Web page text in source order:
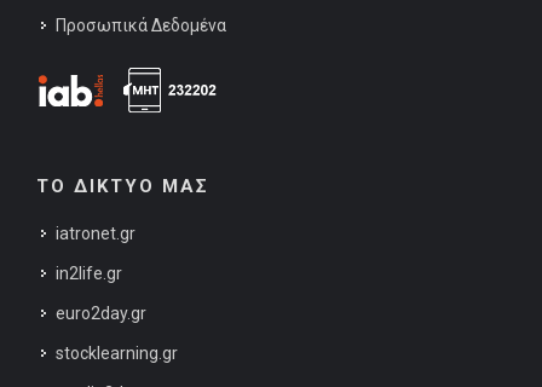
Προσωπικά Δεδομένα
ΤΟ ΔΙΚΤΥΟ ΜΑΣ
iatronet.gr
in2life.gr
euro2day.gr
stocklearning.gr